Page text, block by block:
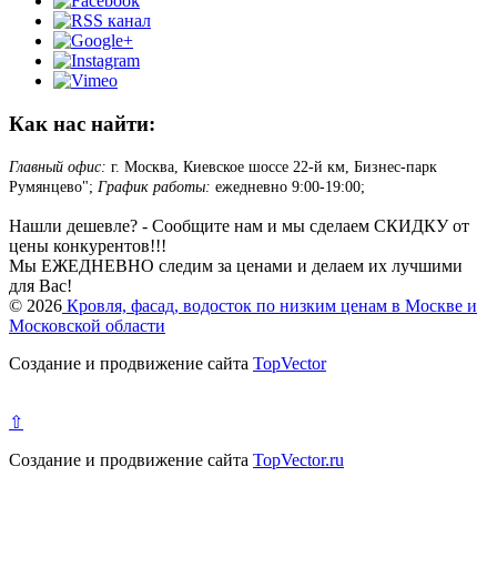
Как нас найти:
Главный офис: г. Москва, Киевское шоссе 22-й км, Бизнес-парк
Румянцево"; График работы: ежедневно 9:00-19:00;
Нашли дешевле? - Сообщите нам и мы сделаем СКИДКУ от
цены конкурентов!!!
Мы ЕЖЕДНЕВНО следим за ценами и делаем их лучшими
для Вас!
© 2026 Кровля, фасад, водосток по низким ценам в Москве и
Московской области
Создание и продвижение сайта TopVector
⇧
Создание и продвижение сайта TopVector.ru